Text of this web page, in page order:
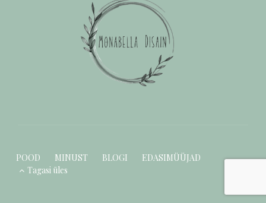
POOD MINUST BLOGI
EDASIMÜÜJAD
Tagasi üles